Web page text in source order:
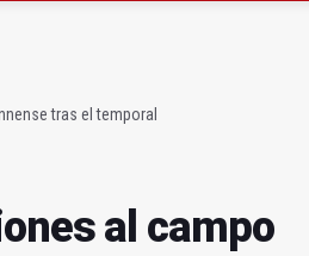
tras el temporal
al campo